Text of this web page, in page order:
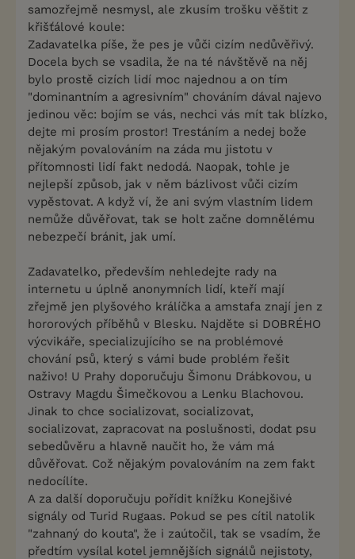
samozřejmě nesmysl, ale zkusím trošku věštit z
křišťálové koule:
Zadavatelka píše, že pes je vůči cizím nedůvěřivý.
Docela bych se vsadila, že na té návštěvě na něj
bylo prostě cizích lidí moc najednou a on tím
"dominantním a agresivním" chováním dával najevo
jedinou věc: bojím se vás, nechci vás mít tak blízko,
dejte mi prosím prostor! Trestáním a nedej bože
nějakým povalováním na záda mu jistotu v
přítomnosti lidí fakt nedodá. Naopak, tohle je
nejlepší způsob, jak v něm bázlivost vůči cizím
vypěstovat. A když ví, že ani svým vlastním lidem
nemůže důvěřovat, tak se holt začne domnělému
nebezpečí bránit, jak umí.
Zadavatelko, především nehledejte rady na
internetu u úplně anonymních lidí, kteří mají
zřejmě jen plyšového králíčka a amstafa znají jen z
hororových příběhů v Blesku. Najděte si DOBRÉHO
výcvikáře, specializujícího se na problémové
chování psů, který s vámi bude problém řešit
naživo! U Prahy doporučuju Šimonu Drábkovou, u
Ostravy Magdu Šimečkovou a Lenku Blachovou.
Jinak to chce socializovat, socializovat,
socializovat, zapracovat na poslušnosti, dodat psu
sebedůvěru a hlavně naučit ho, že vám má
důvěřovat. Což nějakým povalováním na zem fakt
nedocílíte.
A za další doporučuju pořídit knížku Konejšivé
signály od Turid Rugaas. Pokud se pes cítil natolik
"zahnaný do kouta", že i zaútočil, tak se vsadím, že
předtím vysílal kotel jemnějších signálů nejistoty,